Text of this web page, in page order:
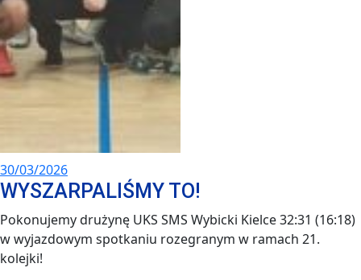
30/03/2026
WYSZARPALIŚMY TO!
Pokonujemy drużynę UKS SMS Wybicki Kielce 32:31 (16:18)
w wyjazdowym spotkaniu rozegranym w ramach 21.
kolejki!